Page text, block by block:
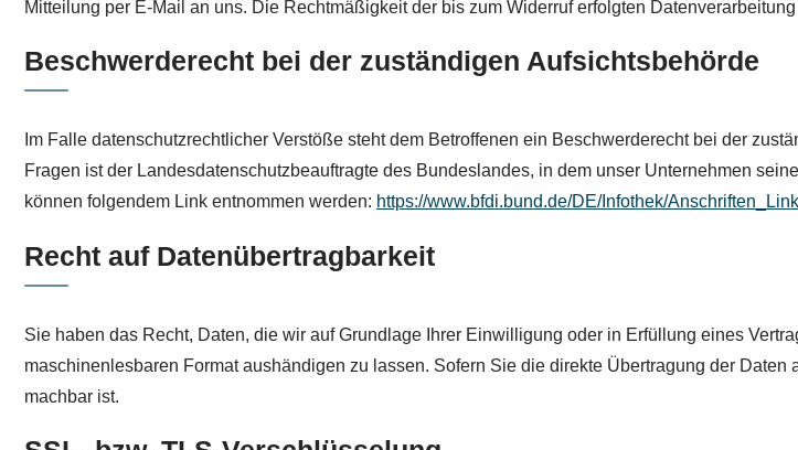
Mitteilung per E-Mail an uns. Die Rechtmäßigkeit der bis zum Widerruf erfolgten
Beschwerderecht bei der zuständigen Aufsichtsbehörde
Im Falle datenschutzrechtlicher Verstöße steht dem Betroffenen ein Beschwerderecht bei der
Fragen ist der Landesdatenschutzbeauftragte des Bundeslandes, in dem unser Unternehmen
können folgendem Link entnommen werden: https://www.bfdi.bund.de/DE/Infothek/
Recht auf Datenübertragbarkeit
Sie haben das Recht, Daten, die wir auf Grundlage Ihrer Einwilligung oder in Erfüllung eines
maschinenlesbaren Format aushändigen zu lassen. Sofern Sie die direkte Übertragung der
machbar ist.